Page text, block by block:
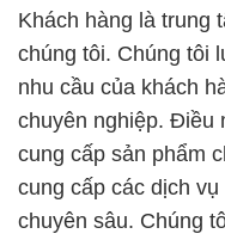
Khách hàng là trung
chúng tôi. Chúng tôi
nhu cầu của khách
chuyên nghiệp. Điều
cung cấp sản phẩm
cung cấp các dịch
chuyên sâu. Chúng